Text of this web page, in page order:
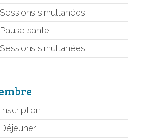
Sessions simultanées
Pause santé
Sessions simultanées
Inscription
Déjeuner